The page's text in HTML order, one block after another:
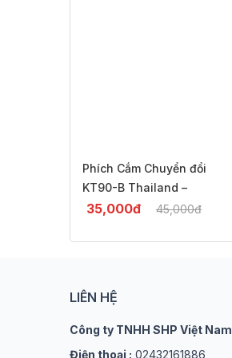
-22%
Phích Cắm Chuyển đổi
KT90-B Thailand –
Chuyển Đổi 3 Chấu Sang 2
2000W
35,000đ 45,000đ
LIÊN HỆ
Công ty TNHH SHP Việt Nam
Điện thoại : 02432161886